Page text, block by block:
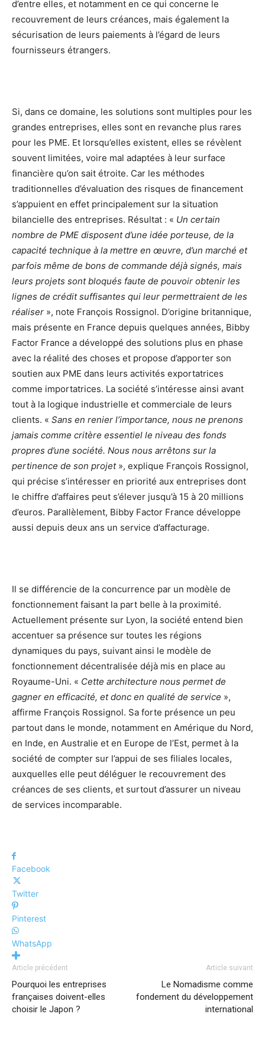
d’entre elles, et notamment en ce qui concerne le
recouvrement de leurs créances, mais également la
sécurisation de leurs paiements à l’égard de leurs
fournisseurs étrangers.
Si, dans ce domaine, les solutions sont multiples pour les
grandes entreprises, elles sont en revanche plus rares
pour les PME. Et lorsqu’elles existent, elles se révèlent
souvent limitées, voire mal adaptées à leur surface
financière qu’on sait étroite. Car les méthodes
traditionnelles d’évaluation des risques de financement
s’appuient en effet principalement sur la situation
bilancielle des entreprises. Résultat : « Un certain
nombre de PME disposent d’une idée porteuse, de la
capacité technique à la mettre en œuvre, d’un marché et
parfois même de bons de commande déjà signés, mais
leurs projets sont bloqués faute de pouvoir obtenir les
lignes de crédit suffisantes qui leur permettraient de les
réaliser », note François Rossignol. D’origine britannique,
mais présente en France depuis quelques années, Bibby
Factor France a développé des solutions plus en phase
avec la réalité des choses et propose d’apporter son
soutien aux PME dans leurs activités exportatrices
comme importatrices. La société s’intéresse ainsi avant
tout à la logique industrielle et commerciale de leurs
clients. « Sans en renier l’importance, nous ne prenons
jamais comme critère essentiel le niveau des fonds
propres d’une société. Nous nous arrêtons sur la
pertinence de son projet », explique François Rossignol,
qui précise s’intéresser en priorité aux entreprises dont
le chiffre d’affaires peut s’élever jusqu’à 15 à 20 millions
d’euros. Parallèlement, Bibby Factor France développe
aussi depuis deux ans un service d’affacturage.
Il se différencie de la concurrence par un modèle de
fonctionnement faisant la part belle à la proximité.
Actuellement présente sur Lyon, la société entend bien
accentuer sa présence sur toutes les régions
dynamiques du pays, suivant ainsi le modèle de
fonctionnement décentralisée déjà mis en place au
Royaume-Uni. « Cette architecture nous permet de
gagner en efficacité, et donc en qualité de service »,
affirme François Rossignol. Sa forte présence un peu
partout dans le monde, notamment en Amérique du Nord,
en Inde, en Australie et en Europe de l’Est, permet à la
société de compter sur l’appui de ses filiales locales,
auxquelles elle peut déléguer le recouvrement des
créances de ses clients, et surtout d’assurer un niveau
de services incomparable.
Facebook
Twitter
Pinterest
WhatsApp
Article précédent
Pourquoi les entreprises
françaises doivent-elles
choisir le Japon ?
Article suivant
Le Nomadisme comme
fondement du développement
international